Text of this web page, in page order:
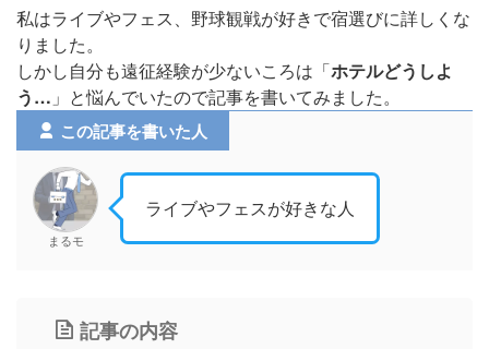
私はライブやフェス、野球観戦が好きで宿選びに詳しくな
りました。
しかし自分も遠征経験が少ないころは「ホテルどうしよ
う… 」と悩んでいたので記事を書いてみました。
この記事を書いた人
まるモ
ライブやフェスが好きな人
記事の内容